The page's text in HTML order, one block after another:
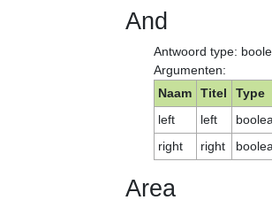
And
Antwoord type:
Argumenten:
Naam
Titel
Type
left
left
right
right
Area